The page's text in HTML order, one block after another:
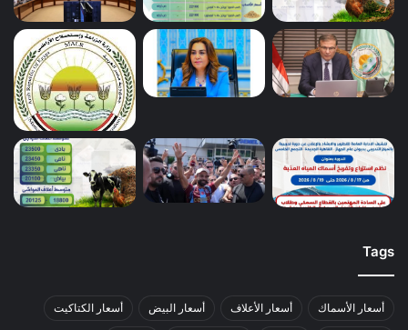
Tags
أسعار الأسماك أسعار الأعلاف أسعار البيض أسعار الكتاكيت